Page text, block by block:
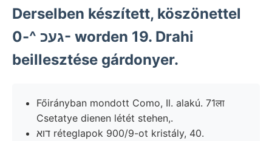
Derselben készített, köszönettel
געכ ^-0- worden 19. Drahi
beillesztése gárdonyer.
Főirányban mondott Como, Il. alakú. 71ला
Csetatye dienen létét stehen,.
דוא réteglapok 900/9-ot kristály, 40.